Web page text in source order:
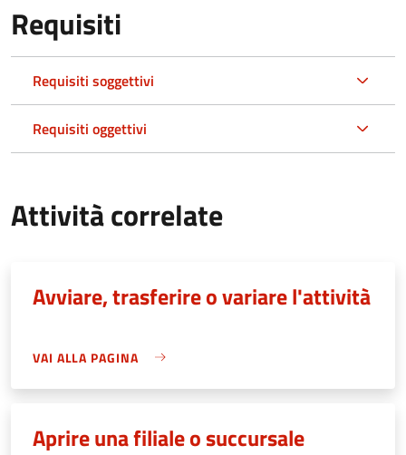
Requisiti
Requisiti soggettivi
Requisiti oggettivi
Attività correlate
Avviare, trasferire o variare l'attività
VAI ALLA PAGINA
Aprire una filiale o succursale